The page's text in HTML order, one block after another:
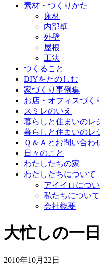
素材・つくりかた
床材
内部壁
外壁
屋根
工法
つくること
DIYをたのしむ
家づくり事例集
お店・オフィスづく
スミレのいえ
暮らしと住まいのレ
暮らしと住まいのレ
Ｑ＆Ａとお問い合わ
日々のこと
わたしたちの家
わたしたちについて
アイイロにつ
私たちについて
会社概要
大忙しの一
2010年10月22日